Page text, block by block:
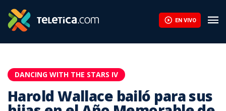
EN VIVO
DANCING WITH THE STARS IV
Harold Wallace bailó para sus